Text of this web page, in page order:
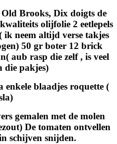
Brooks, Dix doigts de
olijfolie 2 eetlepels
ik neem altijd verse takjes
50 gr boter 12 brick
aub rasp die zelf , is veel
die pakjes)
enkele blaadjes roquette (
gemalen met de molen
De tomaten ontvellen
schijven snijden.